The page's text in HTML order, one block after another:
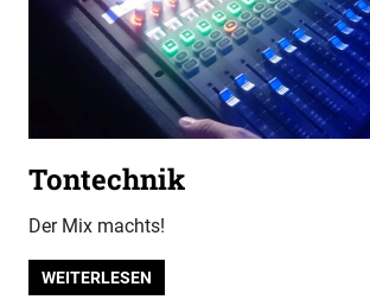
Tontechnik
Der Mix machts!
WEITERLESEN